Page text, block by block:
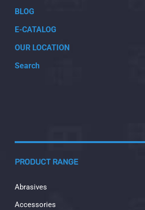
BLOG
E-CATALOG
OUR LOCATION
Search
PRODUCT RANGE
Abrasives
Accessories